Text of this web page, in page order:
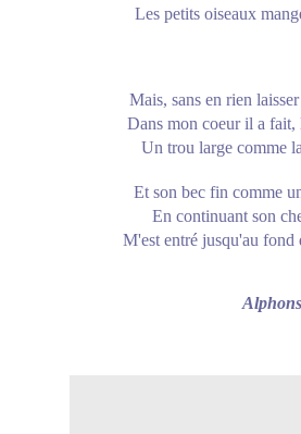
Les petits oiseaux
Mais, sans en rien
Dans mon coeur il a fait,
Un trou large comme
Et son bec fin comme
En continuant son
M'est entré jusqu'au fond